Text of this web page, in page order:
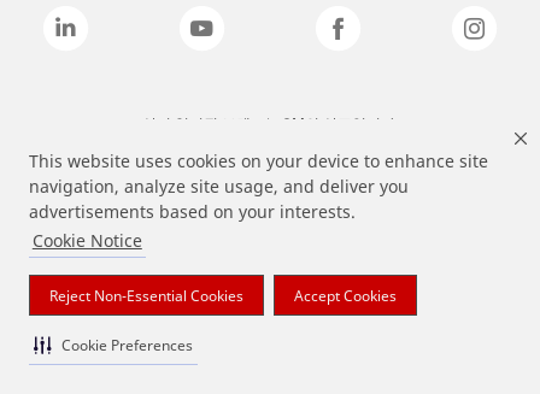
This website uses cookies on your device to enhance site
navigation, analyze site usage, and deliver you
advertisements based on your interests.
Cookie Notice
Reject Non-Essential Cookies Accept Cookies
Cookie Preferences
상기 열거된 브랜드는 3M의 상표입니다.